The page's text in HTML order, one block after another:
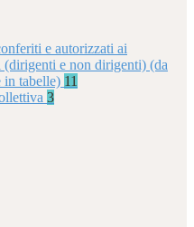
e autorizzati ai
(dirigenti e non dirigenti) (da
in tabelle) 11
3